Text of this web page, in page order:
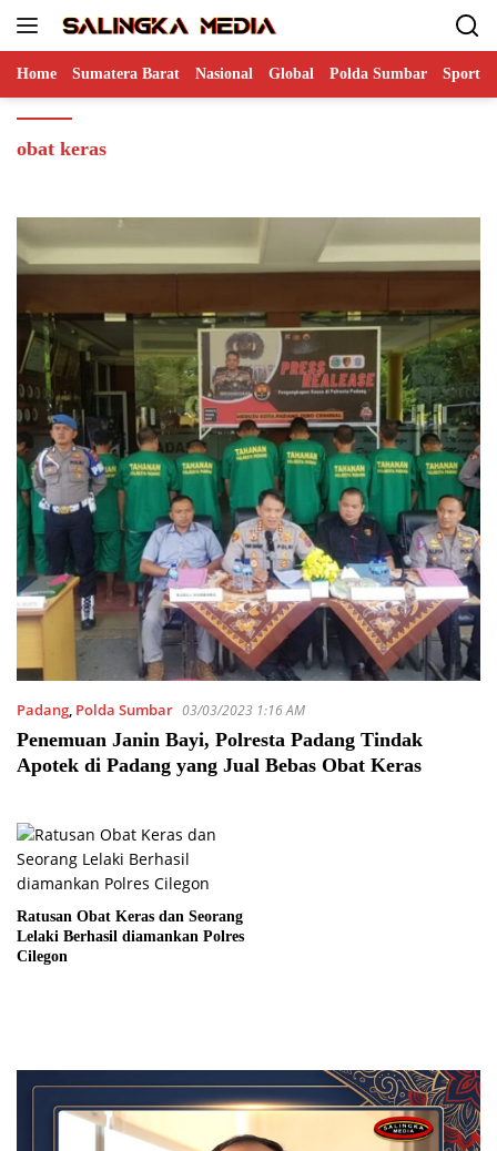
Home Sumatera Barat Nasional Global Polda Sumbar Sports
obat keras
Padang, Polda Sumbar 03/03/2023 1:16 AM
Penemuan Janin Bayi, Polresta Padang Tindak
Apotek di Padang yang Jual Bebas Obat Keras
Ratusan Obat Keras dan Seorang
Lelaki Berhasil diamankan Polres
Cilegon